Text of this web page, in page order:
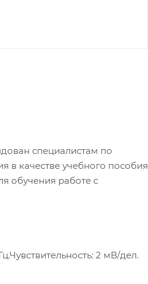
специалистам по
в качестве учебного пособия
обучения работе с
2 мВ/дел.